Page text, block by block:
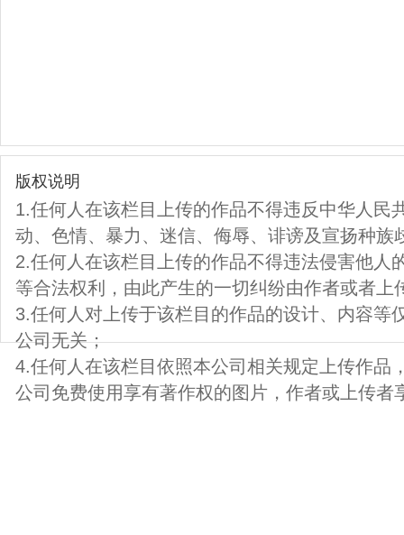
版权说明
1.任何人在该栏目上传的作品不得违反中华人民
动、色情、暴力、迷信、侮辱、诽谤及宣扬种族
2.任何人在该栏目上传的作品不得违法侵害他人
等合法权利，由此产生的一切纠纷由作者或者上
3.任何人对上传于该栏目的作品的设计、内容等
公司无关；
4.任何人在该栏目依照本公司相关规定上传作品
公司免费使用享有著作权的图片，作者或上传者